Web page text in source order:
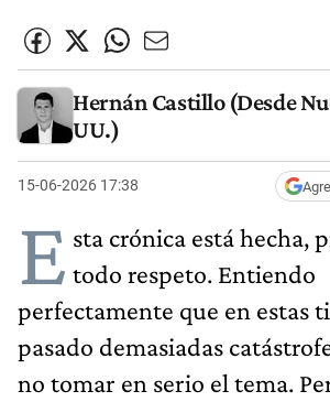
Hernán Castillo (Desde
UU.)
15-06-2026 17:38
E sta crónica está hecha,
todo respeto. Entiendo
perfectamente que en estas
pasado demasiadas
no tomar en serio el tema.